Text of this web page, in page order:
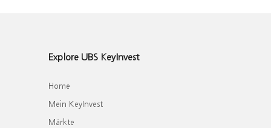
Explore UBS KeyInvest
Home
Mein KeyInvest
Märkte